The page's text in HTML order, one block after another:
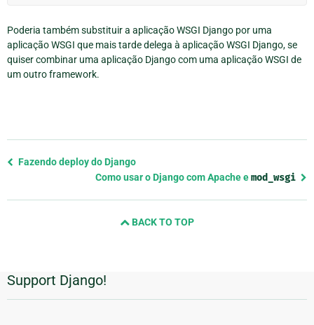
Poderia também substituir a aplicação WSGI Django por uma
aplicação WSGI que mais tarde delega à aplicação WSGI Django, se
quiser combinar uma aplicação Django com uma aplicação WSGI de
um outro framework.
Previous
Fazendo deploy do Django
Como usar o Django com Apache emod_wsgi
BACK TO TOP
Informações
Adicionais
Support Django!